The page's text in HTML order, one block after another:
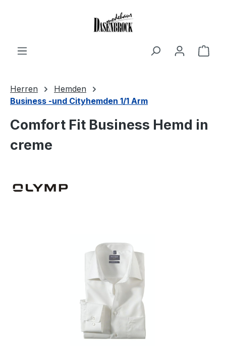
Herren
Hemden
Business -und Cityhemden 1/1 Arm
Comfort Fit Business Hemd in
creme